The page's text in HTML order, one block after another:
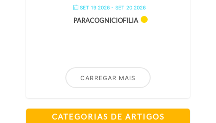
SET 19 2026 - SET 20 2026
PARACOGNICIOFILIA
CARREGAR MAIS
CATEGORIAS DE ARTIGOS